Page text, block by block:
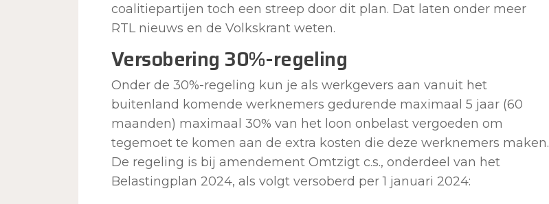
coalitiepartijen toch een streep door dit plan. Dat laten onder meer
RTL nieuws en de Volkskrant weten.
Versobering 30%-regeling
Onder de 30%-regeling kun je als werkgevers aan vanuit het
buitenland komende werknemers gedurende maximaal 5 jaar (60
maanden) maximaal 30% van het loon onbelast vergoeden om
tegemoet te komen aan de extra kosten die deze werknemers maken.
De regeling is bij amendement Omtzigt c.s., onderdeel van het
Belastingplan 2024, als volgt versoberd per 1 januari 2024: